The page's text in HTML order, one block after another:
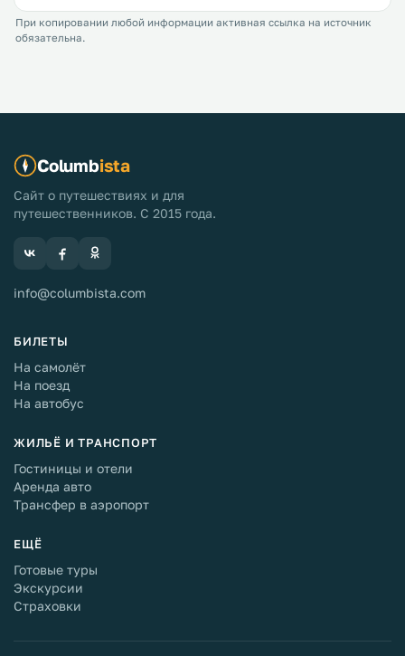
При копировании любой информации активная ссылка на источник
обязательна.
Columbista
Сайт о путешествиях и для
путешественников. С 2015 года.
info@columbista.com
БИЛЕТЫ
На самолёт
На поезд
На автобус
ЖИЛЬЁ И ТРАНСПОРТ
Гостиницы и отели
Аренда авто
Трансфер в аэропорт
ЕЩЁ
Готовые туры
Экскурсии
Страховки